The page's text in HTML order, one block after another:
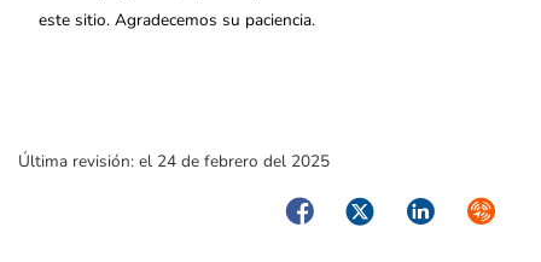
este sitio. Agradecemos su paciencia.
Última revisión: el 24 de febrero del 2025
FacebookTwitterLinkedIn